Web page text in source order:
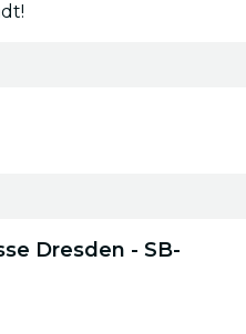
Dresden - SB-